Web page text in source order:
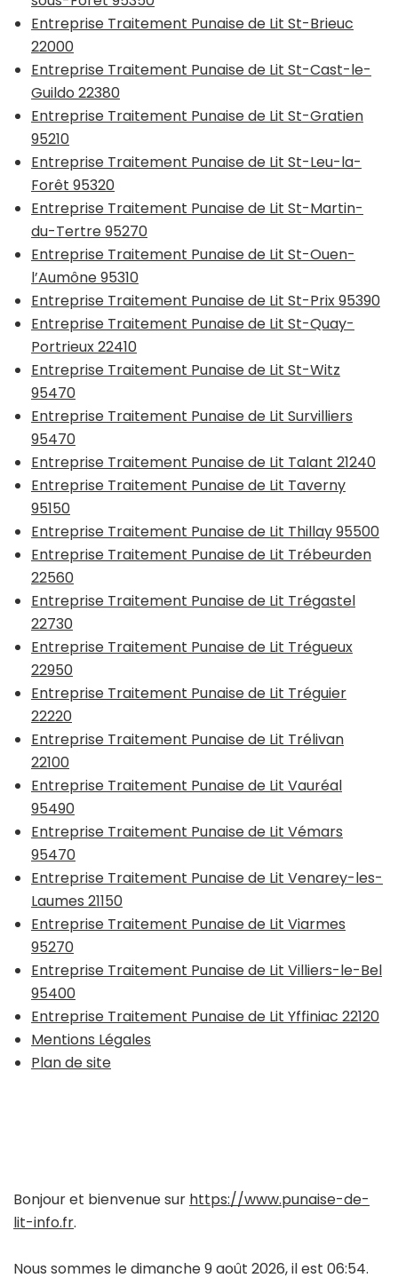
Entreprise Traitement Punaise de Lit St-Brieuc
22000
Entreprise Traitement Punaise de Lit St-Cast-le-
Guildo 22380
Entreprise Traitement Punaise de Lit St-Gratien
95210
Entreprise Traitement Punaise de Lit St-Leu-la-
Forêt 95320
Entreprise Traitement Punaise de Lit St-Martin-
du-Tertre 95270
Entreprise Traitement Punaise de Lit St-Ouen-
l’Aumône 95310
Entreprise Traitement Punaise de Lit St-Prix 95390
Entreprise Traitement Punaise de Lit St-Quay-
Portrieux 22410
Entreprise Traitement Punaise de Lit St-Witz
95470
Entreprise Traitement Punaise de Lit Survilliers
95470
Entreprise Traitement Punaise de Lit Talant 21240
Entreprise Traitement Punaise de Lit Taverny
95150
Entreprise Traitement Punaise de Lit Thillay 95500
Entreprise Traitement Punaise de Lit Trébeurden
22560
Entreprise Traitement Punaise de Lit Trégastel
22730
Entreprise Traitement Punaise de Lit Trégueux
22950
Entreprise Traitement Punaise de Lit Tréguier
22220
Entreprise Traitement Punaise de Lit Trélivan
22100
Entreprise Traitement Punaise de Lit Vauréal
95490
Entreprise Traitement Punaise de Lit Vémars
95470
Entreprise Traitement Punaise de Lit Venarey-les-
Laumes 21150
Entreprise Traitement Punaise de Lit Viarmes
95270
Entreprise Traitement Punaise de Lit Villiers-le-Bel
95400
Entreprise Traitement Punaise de Lit Yffiniac 22120
Mentions Légales
Plan de site
Bonjour et bienvenue sur https://www.punaise-de-
lit-info.fr.
Nous sommes le dimanche 9 août 2026, il est 06:54.